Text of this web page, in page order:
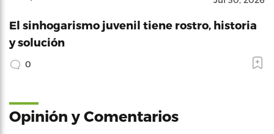
El sinhogarismo juvenil tiene rostro, historia
y solución
0
Opinión y Comentarios